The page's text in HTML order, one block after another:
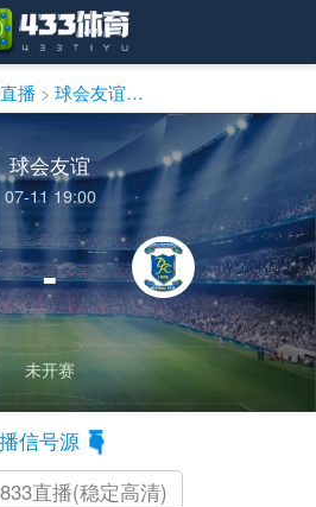
播 > 球会友谊直播
球会友谊
07-11 19:00
-
未开赛
信号源
833直播(稳定高清)